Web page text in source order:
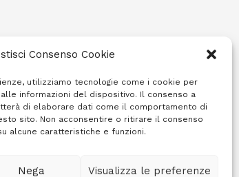
Consenso Cookie
utilizziamo tecnologie come i cookie per
informazioni del dispositivo. Il consenso a
di elaborare dati come il comportamento di
sito. Non acconsentire o ritirare il consenso
alcune caratteristiche e funzioni.
Nega Visualizza le preferenze